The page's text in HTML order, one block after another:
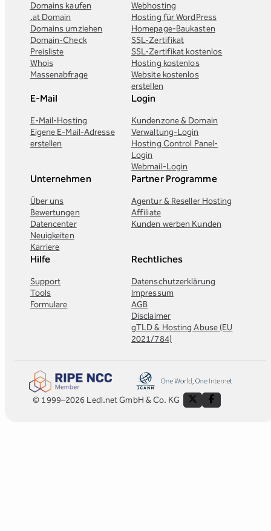
Domains kaufen
.at Domain
Domains umziehen
Domain-Check
Preisliste
Whois
Massenabfrage
Webhosting
Hosting für WordPress
Homepage-Baukasten
SSL-Zertifikat
SSL-Zertifikat kostenlos
Hosting kostenlos
Website kostenlos
erstellen
E-Mail
E-Mail-Hosting
Eigene E-Mail-Adresse
erstellen
Login
Kundenzone & Domain
Verwaltung-Login
Hosting Control Panel-
Login
Webmail-Login
Unternehmen
Über uns
Bewertungen
Datencenter
Neuigkeiten
Karriere
Partner Programme
Agentur & Reseller Hosting
Affiliate
Kunden werben Kunden
Hilfe
Support
Tools
Formulare
Rechtliches
Datenschutzerklärung
Impressum
AGB
Disclaimer
gTLD & Hosting Abuse (EU
2021/784)
© 1999–2026 Ledl.net GmbH & Co. KG